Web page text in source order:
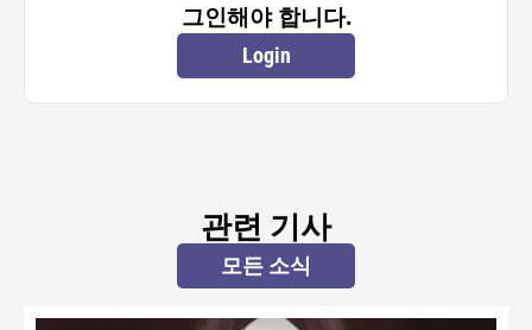
그인해야 합니다.
Login
관련 기사
모든 소식